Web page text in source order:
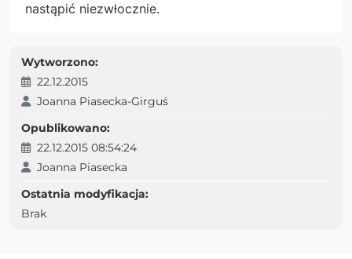
nastąpić niezwłocznie.
Wytworzono:
22.12.2015
Joanna Piasecka-Girguś
Opublikowano:
22.12.2015 08:54:24
Joanna Piasecka
Ostatnia modyfikacja:
Brak